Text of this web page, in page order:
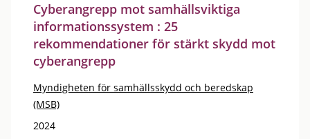
Cyberangrepp mot samhällsviktiga
informationssystem : 25
rekommendationer för stärkt skydd mot
cyberangrepp
Myndigheten för samhällsskydd och beredskap
(MSB)
2024